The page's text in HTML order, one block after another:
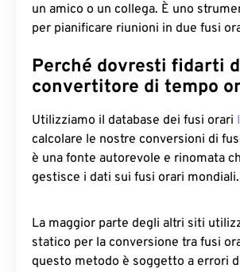
un amico o un collega. È uno
per pianificare riunioni in due fusi
Perché dovresti fidarti
convertitore di tempo
Utilizziamo il database dei fusi orari
calcolare le nostre conversioni di
è una fonte autorevole e rinomata
gestisce i dati sui fusi orari mondiali.
La maggior parte degli altri siti
statico per la conversione tra fusi
questo metodo è soggetto a errori